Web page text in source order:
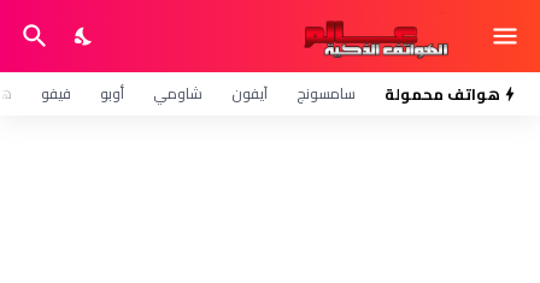
هواتف محمولة سامسونج آيفون شاومي أوبو فيفو